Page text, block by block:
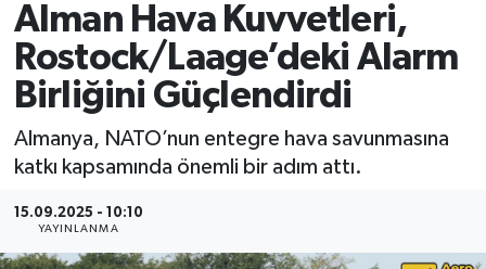
Alman Hava Kuvvetleri,
Rostock/Laage’deki Alarm
Birliğini Güçlendirdi
Almanya, NATO’nun entegre hava savunmasına
katkı kapsamında önemli bir adım attı.
15.09.2025 - 10:10
YAYINLANMA